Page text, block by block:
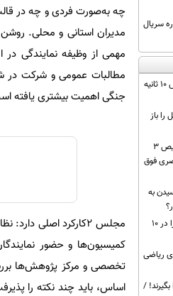
سریال
معمای ریاضی؛ رکورد حل این چالش 10 ثانیه
باز
معمای تصویری تک شاخ ها / تشخیص 3
بصری فوق
به
فقط تیزبین ها می توانند این معما را در 10
ریاضی
/
چه به‌صورت فردی و چه در قالب
مدیران استانی و محلی.
مهمی از وظیفه نمایندگی
مطالبات عمومی و شرکت در
جنگی اهمیت بیشتری یافته
مجلس 2کارکرد اصلی
کمیسیون‌ها و حضور
تخصصی و مرکز پژوهش‌ها
اساس، باید چند نکته را